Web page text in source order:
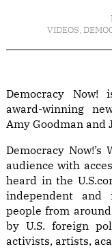
VIDEOS,
Democracy Now!
award-winning
Amy Goodman and
Democracy
audience with
heard in the
independent and
people from
by U.S. foreign
activists, artists,